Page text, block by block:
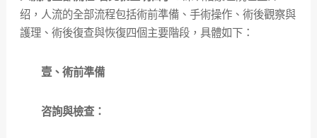
绍，人流的全部流程包括術前準備、手術操作、術後觀察與
護理、術後復查與恢復四個主要階段，具體如下：
壹、術前準備
咨詢與檢查：